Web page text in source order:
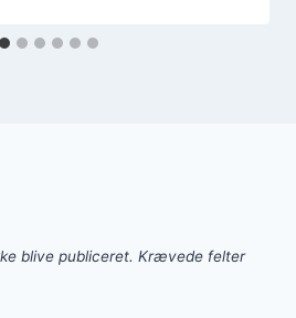
blive publiceret. Krævede felter